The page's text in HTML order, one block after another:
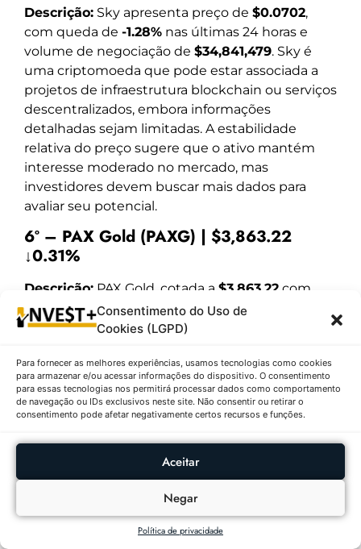
Consentimento do Uso de
Cookies (LGPD)
Para fornecer as melhores experiências, usamos tecnologias como cookies
para armazenar e/ou acessar informações do dispositivo. O consentimento
para essas tecnologias nos permitirá processar dados como comportamento
de navegação ou IDs exclusivos neste site. Não consentir ou retirar o
consentimento pode afetar negativamente certos recursos e funções.
Aceitar
Negar
Política de privacidade
Descrição: Sky apresenta preço de $0.0702,
com queda de -1.28% nas últimas 24 horas e
volume de negociação de $34,841,479. Sky é
uma criptomoeda que pode estar associada a
projetos de infraestrutura blockchain ou serviços
descentralizados, embora informações
detalhadas sejam limitadas. A estabilidade
relativa do preço sugere que o ativo mantém
interesse moderado no mercado, mas
investidores devem buscar mais dados para
avaliar seu potencial.
6º – PAX Gold (PAXG) | $3,863.22
↓0.31%
Descrição: PAX Gold, cotada a $3,863.22 com
uma leve queda de-0.31%e volume de
negociação de$170,457,301
investidores exposição ao metal precioso
através da blockchain. Cada token PAXG
representa uma onça troy de ouro armazenada
em cofres seguros. Essa criptomoeda é
valorizada por sua estabilidade e por servir como
um ativo de refúgio em tempos de volatilidade
do mercado cripto, combinando a segurança do
ouro com a liquidez digital.
7º – Tether Gold (XAUt) | $3,859.64